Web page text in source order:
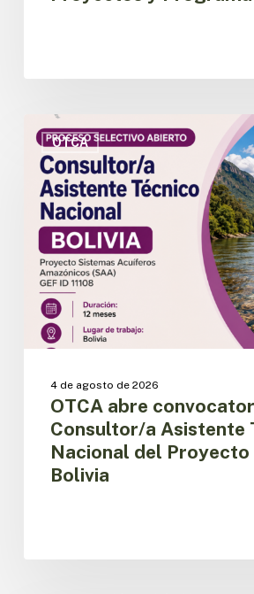
OTCA
OTCA
abre
convocatoria
para
Consultor/a
Asistente
Técnico
Nacional
del
Proyecto
SAA
4 de agosto de 2026
OTCA abre
Consultor/a Asistente
Nacional del Proyecto
Bolivia